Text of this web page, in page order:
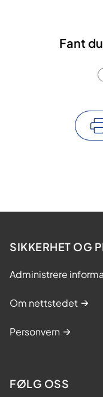
Fant
SIKKERHET OG
Administrere
Om nettstedet
Personvern
FØLG OSS